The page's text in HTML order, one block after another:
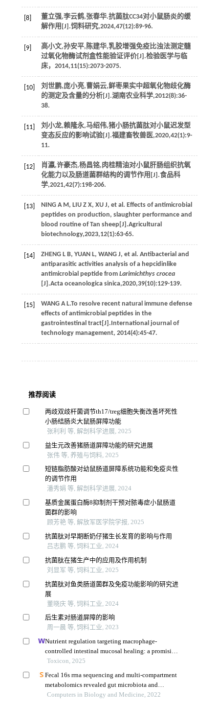
[8]
董立强,李云鹤,张春华.抗菌肽CC34对小鼠肠炎的缓
解作用[J].饲料研究,2024,47(12):89-96.
[9]
高小文,孙安平,陈建华,乳胶增强免疫比浊法测定髓
过氧化物酶试剂盒性能验证评价[J].检验医学与临
床， 2014,11(15):2073-2075.
[10]
刘世鹏,庞小亮,曹娟云,鲜枣果实中超氧化物歧化酶
的测定及含量的分析[J].湖南农业科学,2012(8):36-
38.
[11]
刘小龙,赖隆永,马绍伟,猪小肠抗菌肽对小鼠迟发型
变态反应的影响试验[J].福建畜牧兽医,2020,42(1):9-
11.
[12]
肖瀛,许豪杰,杨昌铭,肉桂精油对小鼠肝肠组织抗氧
化能力以及肠道菌群结构的调节作用[J].食品科
学,2021,42(7):198-206.
[13] NING A M , LIU Z X, XU J, et al. Effects of antimicrobial
peptides on production, slaughter performance and
blood routine of Tan sheep[J].Agricultural
biotechnology,2023,12(1):63-65.
[14] ZHENG L B, YUAN L, WANG J, et al. Antibacterial and
antiparasitic activities analysis of a hepcidinlike
antimicrobial peptide from Larimichthys crocea
[J].Acta oceanologica sinica,2020,39(10):129-139.
[15] WANG A L.To resolve recent natural immune defense
effects of antimicrobial peptides in the
gastrointestinal tract[J]. International journal of
technology management, 2014(4):45-47.